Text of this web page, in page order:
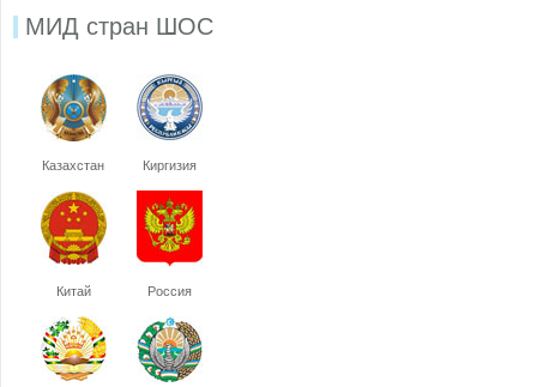
МИД стран ШОС
Казахстан Киргизия
Китай Россия